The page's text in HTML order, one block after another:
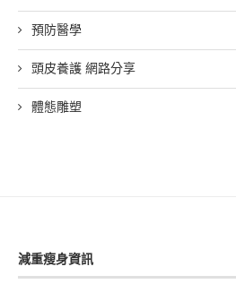
預防醫學
頭皮養護 網路分享
體態雕塑
減重瘦身資訊